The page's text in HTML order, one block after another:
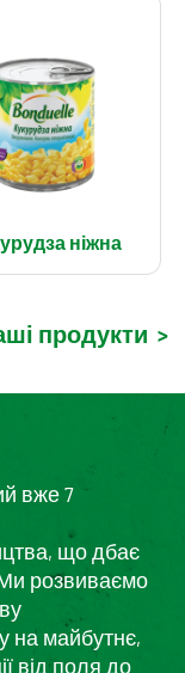
ніжна
продукти >
вже 7
що дбає
розвиваємо
на майбутнє,
від поля до